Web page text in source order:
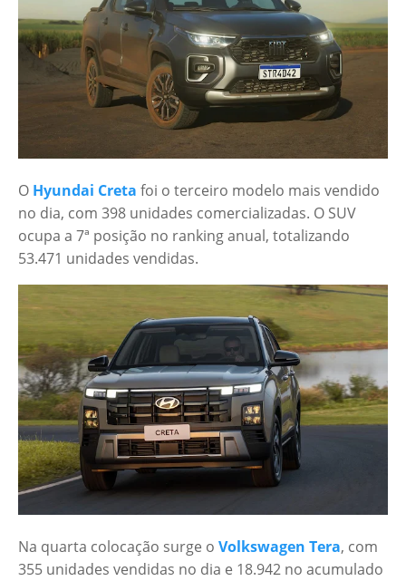
O Hyundai Creta foi o terceiro modelo mais vendido
no dia, com 398 unidades comercializadas. O SUV
ocupa a 7ª posição no ranking anual, totalizando
53.471 unidades vendidas.
Na quarta colocação surge o Volkswagen Tera, com
355 unidades vendidas no dia e 18.942 no acumulado